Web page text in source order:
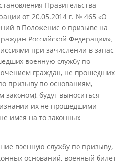
Правительства
от 20.05.2014 г. № 465 «О
в Положение о призыве на
Российской Федерации»,
при зачислении в запас
военную службу по
граждан, не прошедших
призыву по основаниям,
законом), будут выноситься
их не прошедшими
имея на то законных
военную службу по призыву,
оснований, военный билет